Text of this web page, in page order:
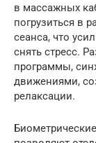
в массажных
погрузиться в
сеанса, что
снять стресс.
программы,
движениями,
релаксации.